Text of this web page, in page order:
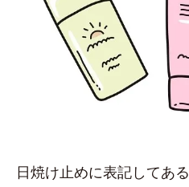
日焼け止めに表記してある